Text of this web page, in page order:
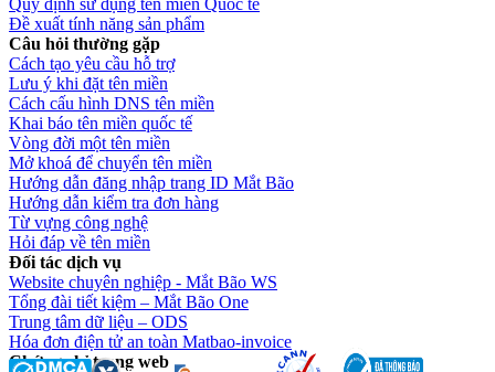
Đề xuất tính năng sản phẩm
Câu hỏi thường gặp
Cách tạo yêu cầu hỗ trợ
Lưu ý khi đặt tên miền
Cách cấu hình DNS tên miền
Khai báo tên miền quốc tế
Vòng đời một tên miền
Mở khoá để chuyển tên miền
Hướng dẫn đăng nhập trang ID Mắt Bão
Hướng dẫn kiểm tra đơn hàng
Từ vựng công nghệ
Hỏi đáp về tên miền
Đối tác dịch vụ
Website chuyên nghiệp - Mắt Bão WS
Tổng đài tiết kiệm – Mắt Bão One
Trung tâm dữ liệu – ODS
Hóa đơn điện tử an toàn Matbao-invoice
Chứng chỉ trang web